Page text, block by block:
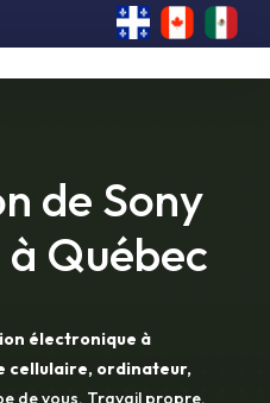
de Sony
Québec
électronique à
cellulaire, ordinateur,
de vous. Travail propre,